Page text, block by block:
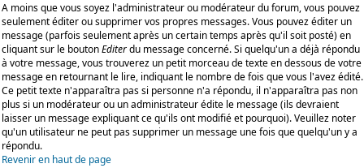
A moins que vous soyez l'administrateur ou modérateur du forum, vous pouvez
seulement éditer ou supprimer vos propres messages. Vous pouvez éditer un
message (parfois seulement après un certain temps après qu'il soit posté) en
cliquant sur le boutonEditerdu message concerné. Si quelqu'un a déjà répondu
à votre message, vous trouverez un petit morceau de texte en dessous de votre
message en retournant le lire, indiquant le nombre de fois que vous l'avez édité.
Ce petit texte n'apparaîtra pas si personne n'a répondu, il n'apparaîtra pas non
plus si un modérateur ou un administrateur édite le message (ils devraient
laisser un message expliquant ce qu'ils ont modifié et pourquoi). Veuillez noter
qu'un utilisateur ne peut pas supprimer un message une fois que quelqu'un y a
répondu.
Revenir en haut de page